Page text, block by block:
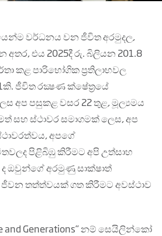
වර්ධනය වන ජීවිත අරමුදල,
එය 2025දී රු. බිලියන 201.8
කළ පාරිභෝගික ප්‍රතිලාභවල
ජීවිත රක්‍ෂණ ක්ෂේත්‍රයේ
අප පසුකළ වසර 22 තුළ, මූල්‍යමය
සහ ස්ථාවර සමාගමක් ලෙස, අප
අපගේ
පිළිබිඹු කිරීමට අපි උත්සාහ
ඔවුන්ගේ අරමුණු සාක්ෂාත්
තත්ත්වයක් ගත කිරීමට අවස්ථාව
and Generations” නම් සෙයිලින්කෝ